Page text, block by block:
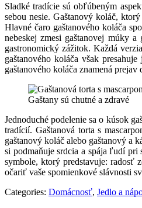
Sladké tradície sú obľúbeným
sebou nesie. Gaštanový koláč,
Hlavné čaro gaštanového koláča
nebeskej zmesi gaštanovej múky
gastronomický zážitok. Každá
gaštanového koláča však
gaštanového koláča znamená prejav
Gaštany sú chutné a zdravé
Jednoduché podelenie sa o kúsok
tradícií. Gaštanová torta s
gaštanový koláč alebo gaštanový a
si podmaňuje srdcia a spája ľudí pri
symbole, ktorý predstavuje: radosť
očariť vaše spomienkové slávnosti
Categories: Domácnosť, Jedlo a